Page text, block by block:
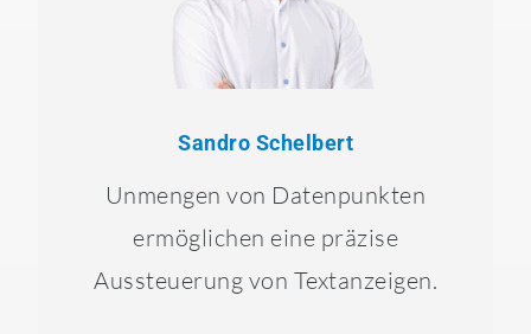
Sandro Schelbert
Unmengen von Datenpunkten
ermöglichen eine präzise
Aussteuerung von Textanzeigen.